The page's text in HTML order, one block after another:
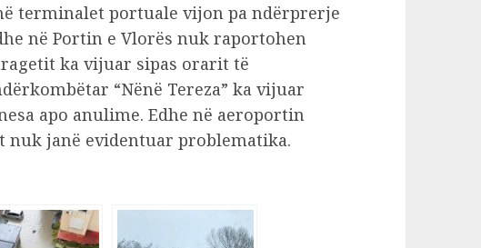
terminalet portuale vijon pa ndërprerje
në Portin e Vlorës nuk raportohen
ka vijuar sipas orarit të
“Nënë Tereza” ka vijuar
apo anulime. Edhe në aeroportin
nuk janë evidentuar problematika.